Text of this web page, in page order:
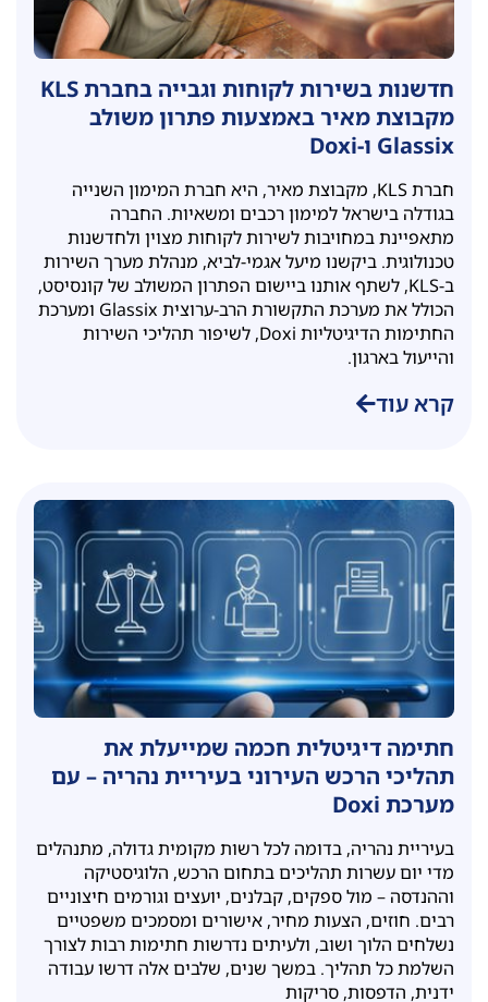
חדשנות בשירות לקוחות וגבייה בחברת KLS
מקבוצת מאיר באמצעות פתרון משולב
Glassix ו-Doxi
חברת KLS, מקבוצת מאיר, היא חברת המימון השנייה
בגודלה בישראל למימון רכבים ומשאיות. החברה
מתאפיינת במחויבות לשירות לקוחות מצוין ולחדשנות
טכנולוגית. ביקשנו מיעל אגמי-לביא, מנהלת מערך השירות
ב-KLS, לשתף אותנו ביישום הפתרון המשולב של קונסיסט,
הכולל את מערכת התקשורת הרב-ערוצית Glassix ומערכת
החתימות הדיגיטליות Doxi, לשיפור תהליכי השירות
והייעול בארגון.
קרא עוד
חתימה דיגיטלית חכמה שמייעלת את
תהליכי הרכש העירוני בעיריית נהריה – עם
מערכת Doxi
בעיריית נהריה, בדומה לכל רשות מקומית גדולה, מתנהלים
מדי יום עשרות תהליכים בתחום הרכש, הלוגיסטיקה
וההנדסה – מול ספקים, קבלנים, יועצים וגורמים חיצוניים
רבים. חוזים, הצעות מחיר, אישורים ומסמכים משפטיים
נשלחים הלוך ושוב, ולעיתים נדרשות חתימות רבות לצורך
השלמת כל תהליך. במשך שנים, שלבים אלה דרשו עבודה
ידנית, הדפסות, סריקות